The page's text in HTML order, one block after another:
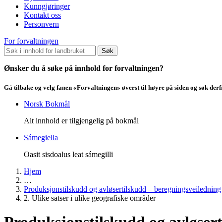
Kunngjøringer
Kontakt oss
Personvern
For forvaltningen
Søk
Ønsker du å søke på innhold for forvaltningen?
Gå tilbake og velg fanen «Forvaltningen» øverst til høyre på siden og søk
Norsk Bokmål
Alt innhold er tilgjengelig på bokmål
Sámegiella
Oasit sisdoalus leat sámegilli
Hjem
…
Produksjonstilskudd og avløsertilskudd – beregningsveiledning
2. Ulike satser i ulike geografiske områder